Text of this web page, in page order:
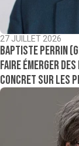
27 JUILLET 2026
Baptiste Perrin
faire émerger
concret sur les